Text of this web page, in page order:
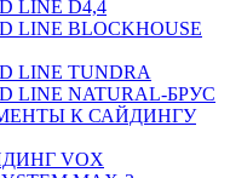
LINE D4,4
LINE BLOCKHOUSE
LINE TUNDRA
LINE NATURAL-БРУС
К САЙДИНГУ
VOX